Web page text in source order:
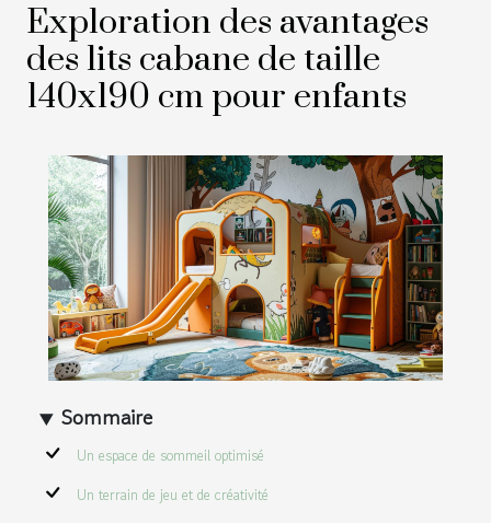
Exploration des avantages
des lits cabane de taille
140x190 cm pour enfants
Sommaire
Un espace de sommeil optimisé
Un terrain de jeu et de créativité